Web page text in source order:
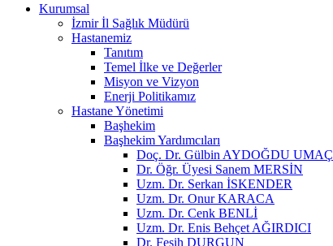
Kurumsal
İzmir İl Sağlık Müdürü
Hastanemiz
Tanıtım
Temel İlke ve Değerler
Misyon ve Vizyon
Enerji Politikamız
Hastane Yönetimi
Başhekim
Başhekim Yardımcıları
Doç. Dr. Gülbin AYDOĞDU UMAÇ
Dr. Öğr. Üyesi Sanem MERSİN
Uzm. Dr. Serkan İSKENDER
Uzm. Dr. Onur KARACA
Uzm. Dr. Cenk BENLİ
Uzm. Dr. Enis Behçet AĞIRDICI
Dr. Fesih DURGUN